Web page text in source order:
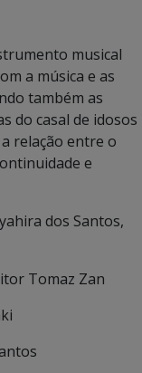
musical
a música e as
também as
do casal de idosos
relação entre o
e
dos Santos,
Tomaz Zan